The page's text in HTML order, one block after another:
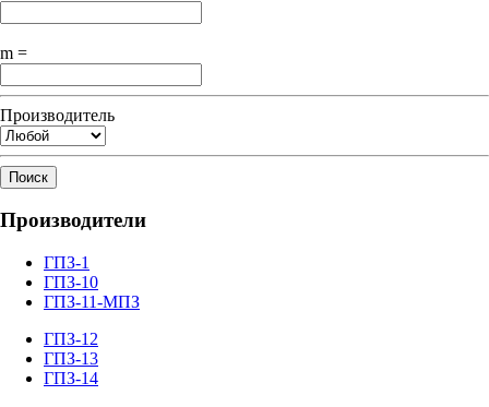
m =
Производитель
Поиск
Производители
ГПЗ-1
ГПЗ-10
ГПЗ-11-МПЗ
ГПЗ-12
ГПЗ-13
ГПЗ-14